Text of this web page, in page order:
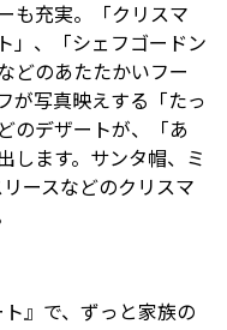
も充実。「クリスマ
」、「シェフゴードン
どのあたたかいフー
が写真映えする「たっ
のデザートが、「あ
します。サンタ帽、ミ
ースなどのクリスマ
』で、ずっと家族の